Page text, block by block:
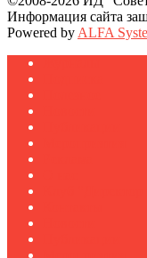
Информация сайта
Powered by ALFA